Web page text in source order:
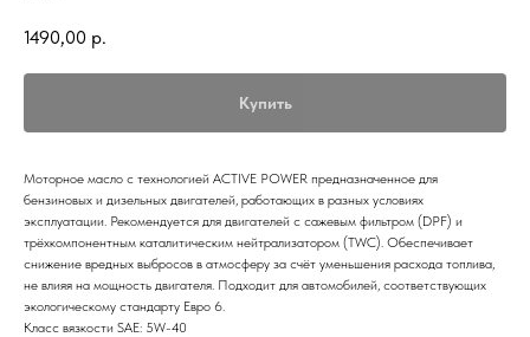
1490,00 р.
Купить
Моторное масло с технологией ACTIVE POWER предназначенное для
бензиновых и дизельных двигателей, работающих в разных условиях
эксплуатации. Рекомендуется для двигателей с сажевым фильтром (DPF) и
трёхкомпонентным каталитическим нейтрализатором (TWC). Обеспечивает
снижение вредных выбросов в атмосферу за счёт уменьшения расхода топлива,
не влияя на мощность двигателя. Подходит для автомобилей, соответствующих
экологическому стандарту Евро 6.
Класс вязкости SAE: 5W-40